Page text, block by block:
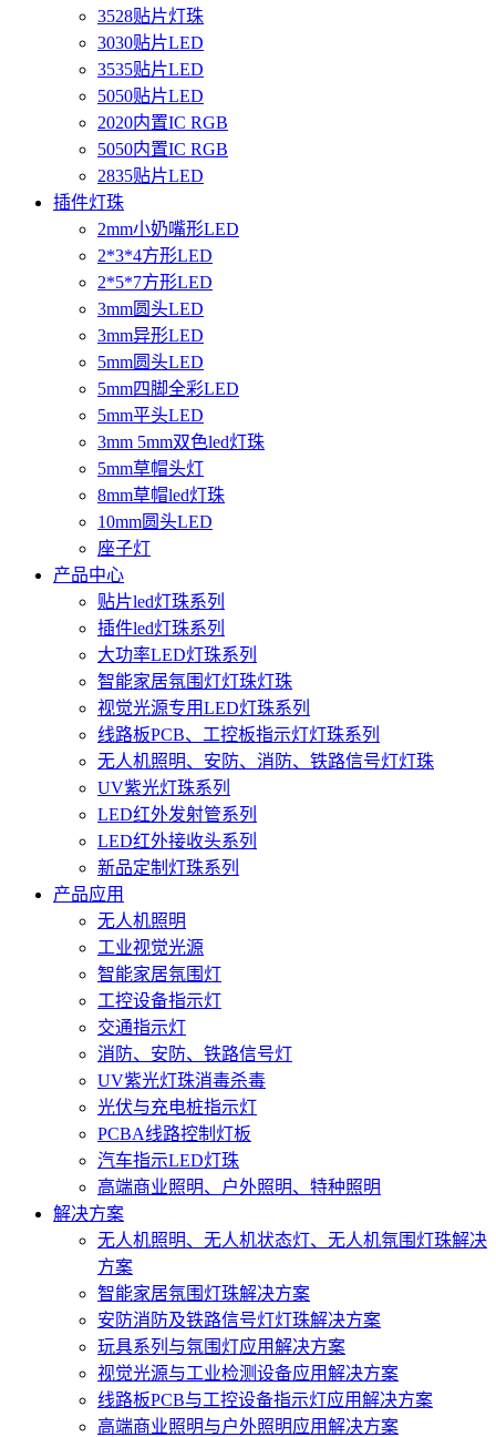
3528贴片灯珠
3030贴片LED
3535贴片LED
5050贴片LED
2020内置IC RGB
5050内置IC RGB
2835贴片LED
插件灯珠
2mm小奶嘴形LED
2*3*4方形LED
2*5*7方形LED
3mm圆头LED
3mm异形LED
5mm圆头LED
5mm四脚全彩LED
5mm平头LED
3mm 5mm双色led灯珠
5mm草帽头灯
8mm草帽led灯珠
10mm圆头LED
座子灯
产品中心
贴片led灯珠系列
插件led灯珠系列
大功率LED灯珠系列
智能家居氛围灯灯珠灯珠
视觉光源专用LED灯珠系列
线路板PCB、工控板指示灯灯珠系列
无人机照明、安防、消防、铁路信号灯灯珠
UV紫光灯珠系列
LED红外发射管系列
LED红外接收头系列
新品定制灯珠系列
产品应用
无人机照明
工业视觉光源
智能家居氛围灯
工控设备指示灯
交通指示灯
消防、安防、铁路信号灯
UV紫光灯珠消毒杀毒
光伏与充电桩指示灯
PCBA线路控制灯板
汽车指示LED灯珠
高端商业照明、户外照明、特种照明
解决方案
无人机照明、无人机状态灯、无人机氛围灯珠解决
方案
智能家居氛围灯珠解决方案
安防消防及铁路信号灯灯珠解决方案
玩具系列与氛围灯应用解决方案
视觉光源与工业检测设备应用解决方案
线路板PCB与工控设备指示灯应用解决方案
高端商业照明与户外照明应用解决方案